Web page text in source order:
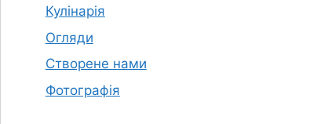
Кулінарія
Огляди
Створене нами
Фотографія